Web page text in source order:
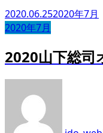
2020.06.252020年7月
2020年7月
2020山下総司